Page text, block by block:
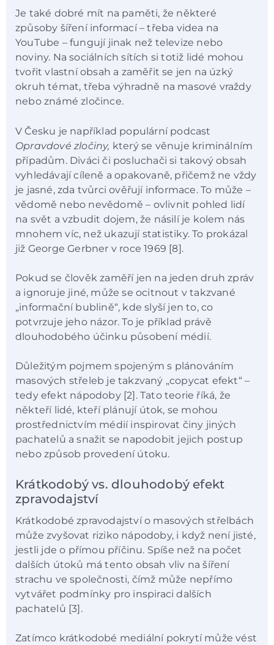
Je také dobré mít na paměti, že některé
způsoby šíření informací – třeba videa na
YouTube – fungují jinak než televize nebo
noviny. Na sociálních sítích si totiž lidé mohou
tvořit vlastní obsah a zaměřit se jen na úzký
okruh témat, třeba výhradně na masové vraždy
nebo známé zločince.
V Česku je například populární podcast
Opravdové zločiny, který se věnuje kriminálním
případům. Diváci či posluchači si takový obsah
vyhledávají cíleně a opakovaně, přičemž ne vždy
je jasné, zda tvůrci ověřují informace. To může –
vědomě nebo nevědomě – ovlivnit pohled lidí
na svět a vzbudit dojem, že násilí je kolem nás
mnohem víc, než ukazují statistiky. To prokázal
již George Gerbner v roce 1969 [8].
Pokud se člověk zaměří jen na jeden druh zpráv
a ignoruje jiné, může se ocitnout v takzvané
„informační bublině“, kde slyší jen to, co
potvrzuje jeho názor. To je příklad právě
dlouhodobého účinku působení médií.
Důležitým pojmem spojeným s plánováním
masových střeleb je takzvaný „copycat efekt“ –
tedy efekt nápodoby [2]. Tato teorie říká, že
někteří lidé, kteří plánují útok, se mohou
prostřednictvím médií inspirovat činy jiných
pachatelů a snažit se napodobit jejich postup
nebo způsob provedení útoku.
Krátkodobý vs. dlouhodobý efekt
zpravodajství
Krátkodobé zpravodajství o masových střelbách
může zvyšovat riziko nápodoby, i když není jisté,
jestli jde o přímou příčinu. Spíše než na počet
dalších útoků má tento obsah vliv na šíření
strachu ve společnosti, čímž může nepřímo
vytvářet podmínky pro inspiraci dalších
pachatelů [3].
Zatímco krátkodobé mediální pokrytí může vést